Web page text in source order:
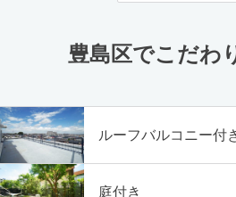
豊島区でこだわ
ルーフバルコニー付
庭付き